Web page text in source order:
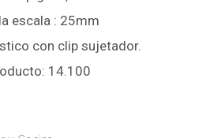
escala : 25mm
con clip sujetador.
14.100